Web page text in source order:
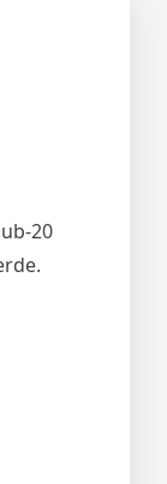
20